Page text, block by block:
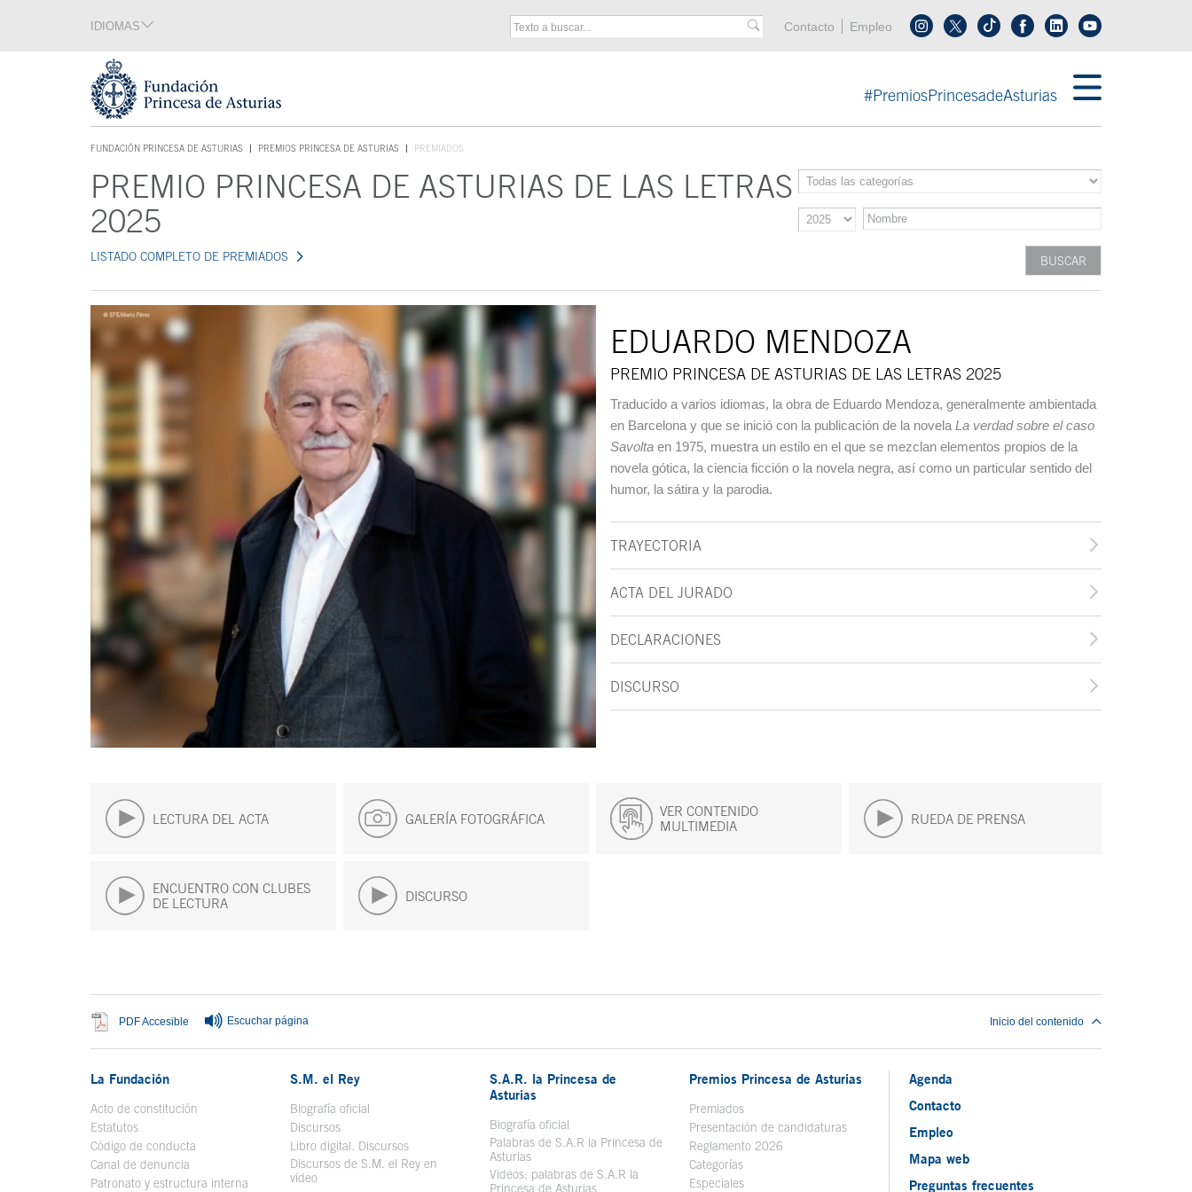
Tecla de acceso 1
IDIOMAS Menú cabecera
Contacto Empleo Síguenos en tiktokSíguenos en linkedin
#PremiosPrincesadeAsturias
FUNDACIÓN PRINCESA DE ASTURIAS
TECLA DE ACCESO 1
PREMIOS PRINCESA DE ASTURIAS PREMIADOS
Contenido principalPREMIO PRINCESA DE ASTURIAS DE LAS LETRAS
2025
LISTADO COMPLETO DE PREMIADOS
EDUARDO MENDOZA
PREMIO PRINCESA DE ASTURIAS DE LAS LETRAS 2025
Traducido a varios idiomas, la obra de Eduardo Mendoza, generalmente ambientada
en Barcelona y que se inició con la publicación de la novela La verdad sobre el caso
Savolta en 1975, muestra un estilo en el que se mezclan elementos propios de la
novela gótica, la ciencia ficción o la novela negra, así como un particular sentido del
humor, la sátira y la parodia.
TRAYECTORIA
ACTA DEL JURADO
DECLARACIONES
DISCURSO
LECTURA DEL ACTA GALERÍA FOTOGRÁFICA
VER CONTENIDO
MULTIMEDIA
RUEDA DE PRENSA
ENCUENTRO CON CLUBES
DE LECTURA
DISCURSO
PDF Accesible Se abre en ventana nueva
Escuchar página Inicio del contenido
La Fundación
Acto de constitución
Estatutos
Código de conducta
Canal de denuncia
Patronato y estructura interna
S.M. el Rey
Biografía oficial
Discursos
Libro digital. DiscursosSe abre en ventana nueva
Discursos de S.M. el Rey en
vídeoSe abre en ventana nueva
S.A.R. la Princesa de
Asturias
Biografía oficial Se abre en ventana nueva
Palabras de S.A.R la Princesa de
Asturias
Videos: palabras de S.A.R la
Princesa de Asturias
Premios Princesa de Asturias
Premiados
Presentación de candidaturas
Reglamento 2026
Categorías
Especiales
Agenda
Contacto
Empleo
Mapa web
Preguntas frecuentes